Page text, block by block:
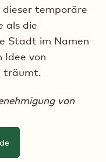
dieser temporäre
als die
Stadt im Namen
Idee von
träumt.
von